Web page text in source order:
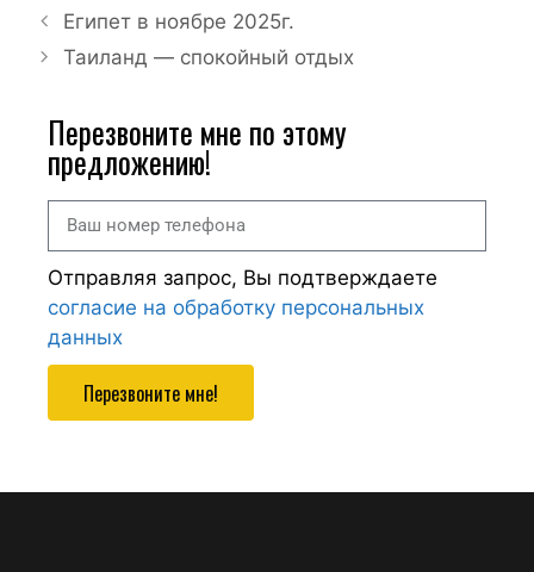
Египет в ноябре 2025г.
Таиланд — спокойный отдых
Перезвоните мне по этому
предложению!
Отправляя запрос, Вы подтверждаете
согласие на обработку персональных
данных
Перезвоните мне!